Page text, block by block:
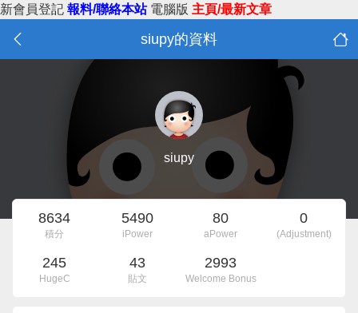
新會員登記 報料/聯絡本站 電腦版 主頁/最新文章
siupy的資料
siupy
8634
積分
5490
iPower
80
aPower
0
(Adjustment)
245
HugeC
43
貼文
2993
Welcome Bonus